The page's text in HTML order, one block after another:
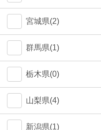
世田谷区(7)
台東区(5)
宮城県(2)
仙台市(2)
群馬県(1)
栃木県(0)
山梨県(4)
甲府市(4)
新潟県(1)